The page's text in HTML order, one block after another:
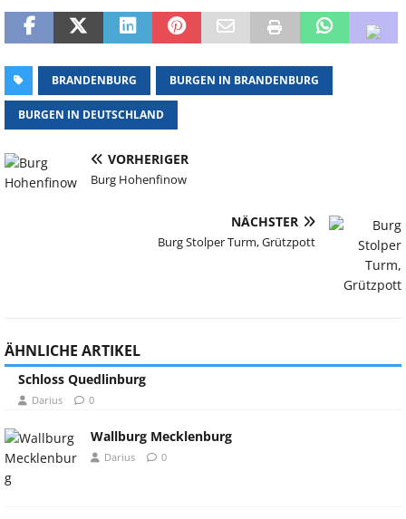
BRANDENBURG BURGEN IN BRANDENBURG
BURGEN IN DEUTSCHLAND
VORHERIGER
Burg Hohenfinow
NÄCHSTER
Burg Stolper Turm, Grützpott
ÄHNLICHE ARTIKEL
Schloss Quedlinburg
Darius 0
Wallburg Mecklenburg
Darius 0